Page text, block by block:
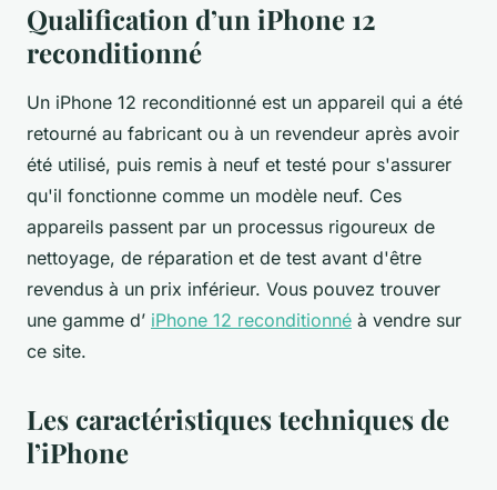
Qualification d’un iPhone 12
reconditionné
Un iPhone 12 reconditionné est un appareil qui a été
retourné au fabricant ou à un revendeur après avoir
été utilisé, puis remis à neuf et testé pour s'assurer
qu'il fonctionne comme un modèle neuf. Ces
appareils passent par un processus rigoureux de
nettoyage, de réparation et de test avant d'être
revendus à un prix inférieur. Vous pouvez trouver
une gamme d’ iPhone 12 reconditionné à vendre sur
ce site.
Les caractéristiques techniques de
l’iPhone